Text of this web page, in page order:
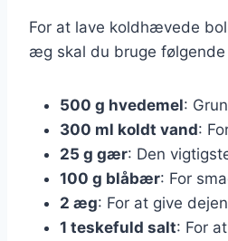
For at lave koldhævede
æg skal du bruge følgende
500 g hvedemel:
300 ml koldt vand:
25 g gær: Den
100 g blåbær: For
2 æg: For at give
1 teskefuld salt: For